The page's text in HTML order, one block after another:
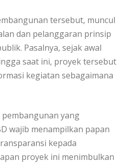
tersebut, muncul
dan pelanggaran prinsip
Pasalnya, sejak awal
saat ini, proyek tersebut
kegiatan sebagaimana
yang
wajib menampilkan papan
kepada
proyek ini menimbulkan